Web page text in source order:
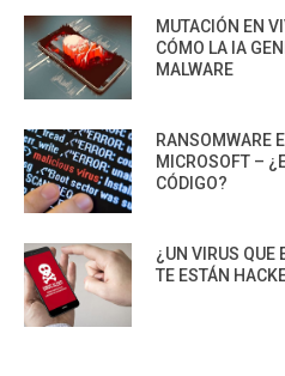
MUTACIÓN EN
CÓMO LA IA
MALWARE
RANSOMWARE
MICROSOFT –
CÓDIGO?
¿UN VIRUS QUE
TE ESTÁN